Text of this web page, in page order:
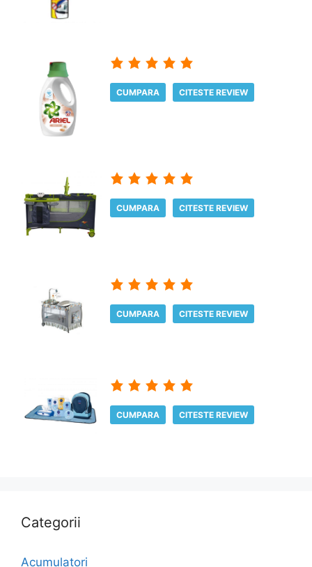
CUMPARA CITESTE REVIEW
CUMPARA CITESTE REVIEW
CUMPARA CITESTE REVIEW
CUMPARA CITESTE REVIEW
Categorii
Acumulatori